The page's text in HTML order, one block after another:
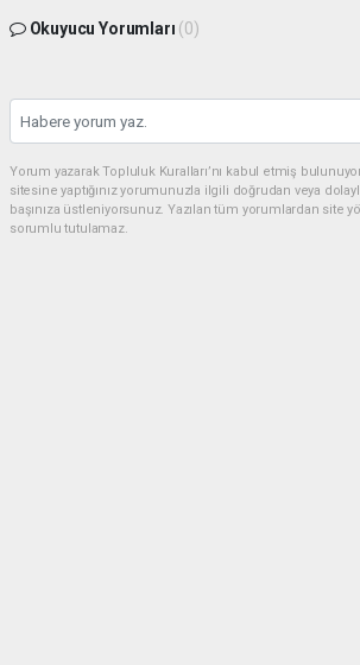
Okuyucu Yorumları (0)
Yorum yazarak Topluluk Kuralları’nı kabul etmiş
sitesine yaptığınız yorumunuzla ilgili doğrudan veya
başınıza üstleniyorsunuz. Yazılan tüm yorumlardan site
sorumlu tutulamaz.